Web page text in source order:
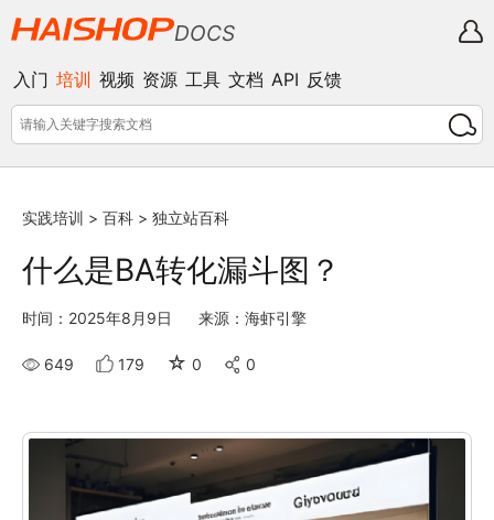
DOCS
入门 培训 视频 资源 工具 文档 API 反馈
实践培训 > 百科 > 独立站百科
什么是BA转化漏斗图？
时间：2025年8月9日 来源：海虾引擎
649 179 ☆ 0 0